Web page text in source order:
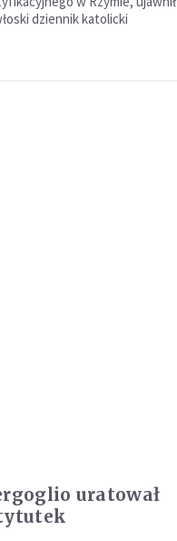
dziennik katolicki
uratował